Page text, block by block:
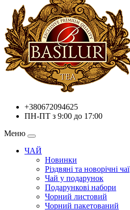
+380672094625
ПН-ПТ з 9:00 до 17:00
Меню
ЧАЙ
Новинки
Різдвяні та новорічні чаї
Чай у подарунок
Подарункові набори
Чорний листовий
Чорний пакетований